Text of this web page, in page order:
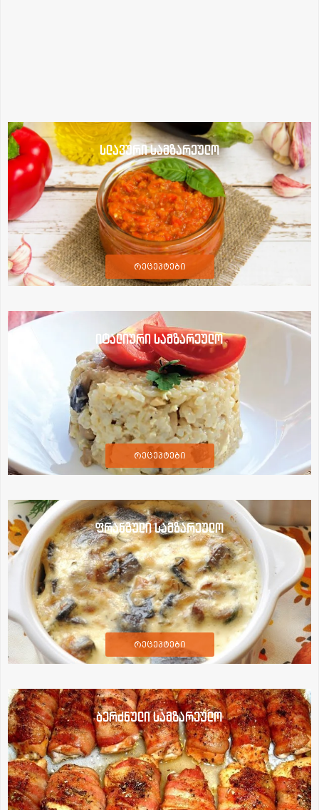
სლავური სამზარეულო
რეცეპტები
იტალიური სამზარეულო
რეცეპტები
ფრანგული სამზარეულო
რეცეპტები
ბერძნული სამზარეულო